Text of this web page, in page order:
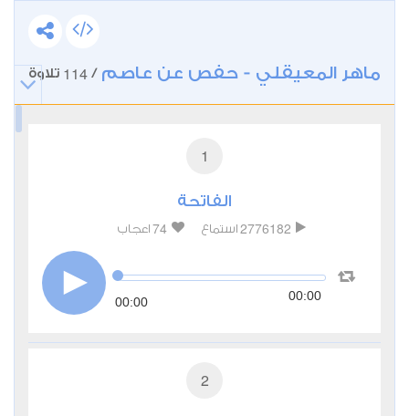
ماهر المعيقلي - حفص عن عاصم /
114 تلاوة
1
الفاتحة
2776182 استماع 74 اعجاب
00:00 00:00
2